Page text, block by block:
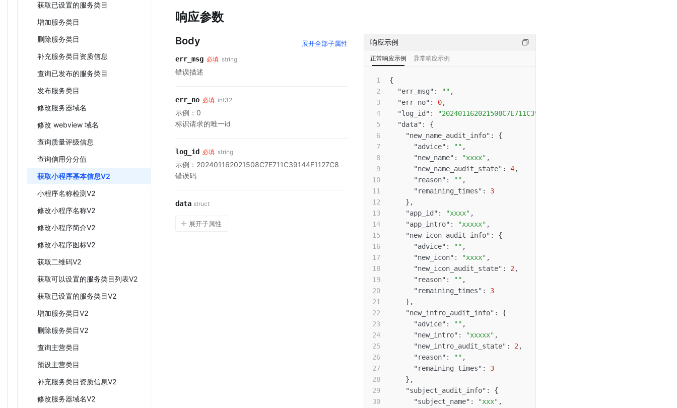
获取已设置的服务类目
增加服务类目
删除服务类目
补充服务类目资质信息
查询已发布的服务类目
发布服务类目
修改服务器域名
修改 webview 域名
查询质量评级信息
查询信用分分值
获取小程序基本信息V2
小程序名称检测V2
修改小程序名称V2
修改小程序简介V2
修改小程序图标V2
获取二维码V2
获取可以设置的服务类目列表V2
获取已设置的服务类目V2
增加服务类目V2
删除服务类目V2
查询主营类目
预设主营类目
补充服务类目资质信息V2
修改服务器域名V2
响应参数
Body 展开全部子属性
err_msg 必填 string
错误描述
err_no 必填 int32
示例：0
标识请求的唯一id
log_id 必填 string
示例：202401162021508C7E711C39144F1127C8
错误码
data struct
展开子属性
响应示例
正常响应示例 异常响应示例
{
"err_msg" : "" ,
"err_no" : 0,
"log_id" : "202401162021508C7E711C39144F1127C8"
"data" :
{
"new_name_audit_info" :
{
"advice" : "" ,
"new_name" : "xxxx" ,
"new_name_audit_state" : 4,
"reason" : "" ,
"remaining_times" :
3
} ,
"app_id" : "xxxx" ,
"app_intro" : "xxxxx" ,
"new_icon_audit_info" :
{
"advice" : "" ,
"new_icon" : "xxxx" ,
"new_icon_audit_state" : 2 ,
"reason" : "" ,
"remaining_times" :
3
} ,
"new_intro_audit_info" :
{
"advice" : "" ,
"new_intro" : "xxxxx" ,
"new_intro_audit_state" : 2 ,
"reason" : "" ,
"remaining_times" :
3
} ,
"subject_audit_info" :
{
"subject_name" : "xxx" ,